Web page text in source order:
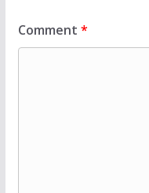
Comment *